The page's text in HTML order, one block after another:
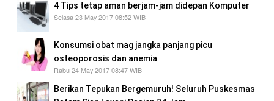
4 Tips tetap aman berjam-jam didepan Komputer
Selasa 23 May 2017 08:52 WIB
Konsumsi obat mag jangka panjang picu
osteoporosis dan anemia
Rabu 24 May 2017 08:47 WIB
Berikan Tepukan Bergemuruh! Seluruh Puskesmas